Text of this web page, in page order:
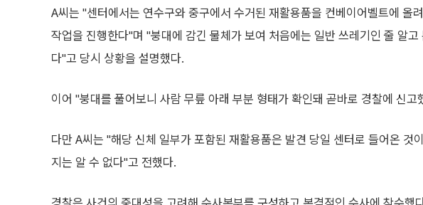
A씨는 "센터에서는 연수구와 중구에서 수거된 재활용품을 컨베이어벨트에 올
작업을 진행한다"며 "붕대에 감긴 물체가 보여 처음에는 일반 쓰레기인 줄 알고
다"고 당시 상황을 설명했다.
이어 "붕대를 풀어보니 사람 무릎 아래 부분 형태가 확인돼 곧바로 경찰에 신고
다만 A씨는 "해당 신체 일부가 포함된 재활용품은 발견 당일 센터로 들어온 것
지는 알 수 없다"고 전했다.